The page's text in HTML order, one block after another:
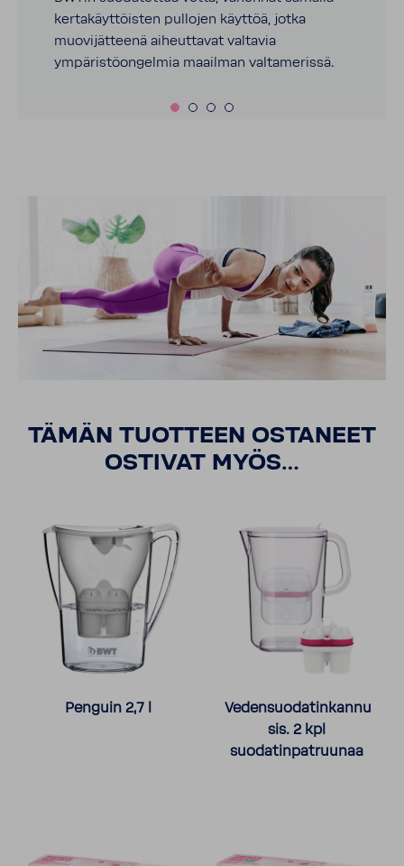
kertakäyttöisten pullojen käyttöä, jotka
muovijätteenä aiheuttavat valtavia
ympäristöongelmia maailman valtamerissä.
TÄMÄN TUOTTEEN OSTANEET
OSTIVAT MYÖS…
Penguin 2,7 l
Vedensuodatinkannu
sis. 2 kpl
suodatinpatruunaa